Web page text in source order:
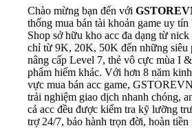
Chào mừng bạn đến với
thống mua bán tài khoản game uy
Shop sở hữu kho acc đa dạng từ
chỉ từ 9K, 20K, 50K đến những siêu
nâng cấp Level 7, thẻ vô cực mùa I
phẩm hiếm khác. Với hơn 8 năm
vực mua bán acc game,
trải nghiệm giao dịch nhanh chóng,
cả acc đều được kiểm tra kỹ lưỡng
trợ 24/7, bảo hành trọn đời, hoàn tiền